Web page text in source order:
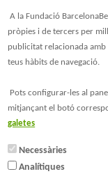
A la Fundació
pròpies i de tercers per
publicitat relacionada amb
teus hàbits de navegació.
Pots configurar-les al
mitjançant el botó
galetes
Necessàries
Analítiques